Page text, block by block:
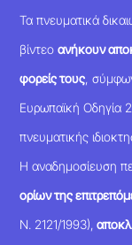
Τα πνευματικά
βίντεοανήκουν
φορείς τους,
Ευρωπαϊκή Οδηγία
πνευματικής
Η αναδημοσίευση
ορίων της
Ν. 2121/1993),